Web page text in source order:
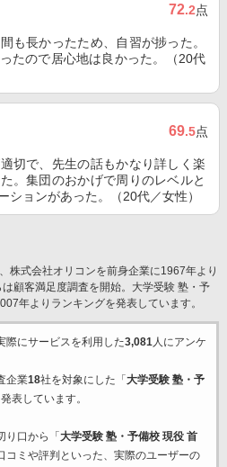
72.2点
も長かったため、自習が捗った。
たので居心地は良かった。（20代
69.5点
切で、先生の話もかなり詳しく楽
。集団のおかげで周りのレベルと
ションがあった。（20代／女性）
株式会社オリコンを前身企業に1967年より
顧客満足度調査を開始。大学受験 塾・予
年よりランキングを発表しています。
際にサービスを利用した3,081人にアンケ
企業18社を対象にした「 大学受験 塾・予
表しています。
り口から「 大学受験 塾・予備校 現役 首
コミや評判といった、実際のユーザーの